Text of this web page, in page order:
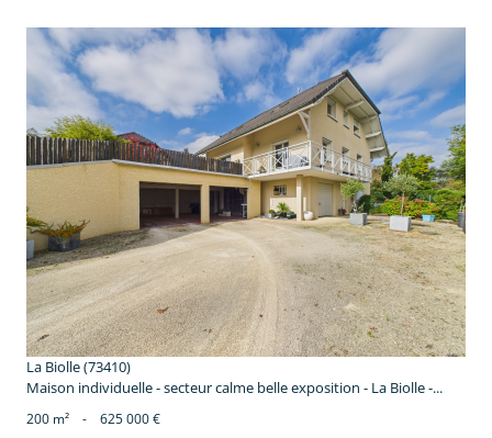
voir le bien
La Biolle (73410)
Maison individuelle - secteur calme belle exposition - La Biolle -...
200 m² - 625 000 €